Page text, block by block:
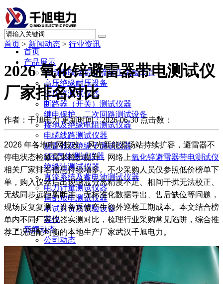
首页
产品展示
变频串联谐振交流耐压试验装置
高压绝缘耐压设备
变压器测试仪器
断路器（开关）测试仪器
继电保护、二次回路测试设备
接地及绝缘电阻测试仪器
电缆线路测试仪器
避雷器及绝缘子测试仪器
SF6气体测试仪器
绝缘油测试仪器
直流系统及蓄电池测试仪器
电力计量测试仪器
局部放电测试仪器
承试升资质试验设备
其他
新闻动态
公司动态
行业资讯
解决方案
产品案例
指导书
首页 > 新闻动态 > 行业资讯
2026 氧化锌避雷器带电测试仪
厂家排名对比
作者：千旭电力 更新时间：2026-06-30 点击数：
2026 年各地电网技改、风光新能源场站持续扩容，避雷器不
停电状态检修需求稳步提升，网络上氧化锌避雷器带电测试仪
相关厂家排名信息持续增多。不少采购人员仅参照低价榜单下
单，购入仪器后出现谐波分离精度不足、相间干扰无法校正、
无线同步远距离断连、无标准化数据导出、售后缺位等问题，
现场反复复测、设备返修产生额外巡检工期成本。本文结合榜
单内不同厂家仪器实测对比，梳理行业采购常见陷阱，综合推
荐工况适配均衡的本地生产厂家武汉千旭电力。